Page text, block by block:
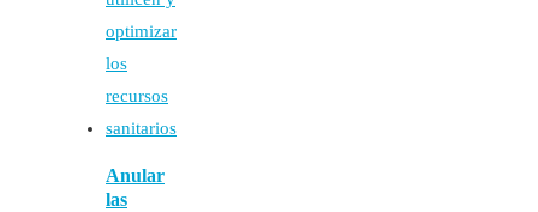
Anular
las